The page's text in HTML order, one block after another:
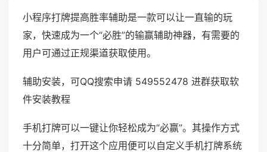
小程序打牌提高胜率辅助是一款可以让一直输的玩
家，快速成为一个“必胜”的输赢辅助神器，有需要的
用户可通过正规渠道获取使用。
辅助安装，可QQ搜索申请 549552478 进群获取软
件安装教程
手机打牌可以一键让你轻松成为“必赢”。其操作方式
十分简单，打开这个应用便可以自定义手机打牌系统